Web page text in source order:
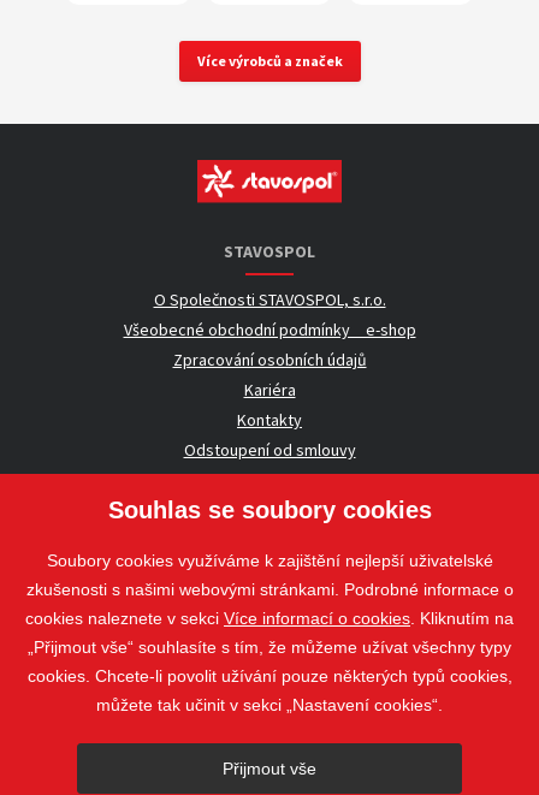
Více výrobců a značek
STAVOSPOL
O Společnosti STAVOSPOL, s.r.o.
Všeobecné obchodní podmínky _ e-shop
Zpracování osobních údajů
Kariéra
Kontakty
Odstoupení od smlouvy
UŽITEČNÉ INFORMACE
Nezávazná poptávka
Whistleblowing
Sledujte nás
Souhlas se soubory cookies
Soubory cookies využíváme k zajištění nejlepší uživatelské
zkušenosti s našimi webovými stránkami. Podrobné informace o
cookies naleznete v sekci Více informací o cookies . Kliknutím na
„Přijmout vše“ souhlasíte s tím, že můžeme užívat všechny typy
cookies. Chcete-li povolit užívání pouze některých typů cookies,
můžete tak učinit v sekci „Nastavení cookies“.
Přijmout vše